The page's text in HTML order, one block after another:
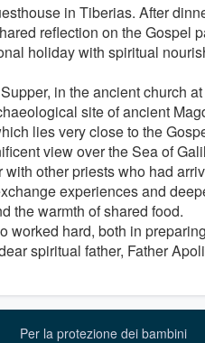
in Tiberias. After
reflection on the Gospel
holiday with spiritual
in the ancient church
site of ancient
lies very close to the
view over the Sea of
other priests who had
experiences and
the warmth of shared food.
worked hard, both in
spiritual father, Father
Per la protezione dei bambini